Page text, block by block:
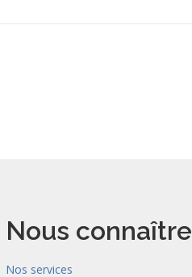
Nous connaître
Nos services